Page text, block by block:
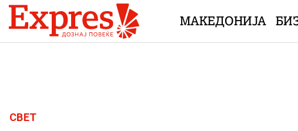
Skip to content
МАКЕДОНИЈА
СВЕТ